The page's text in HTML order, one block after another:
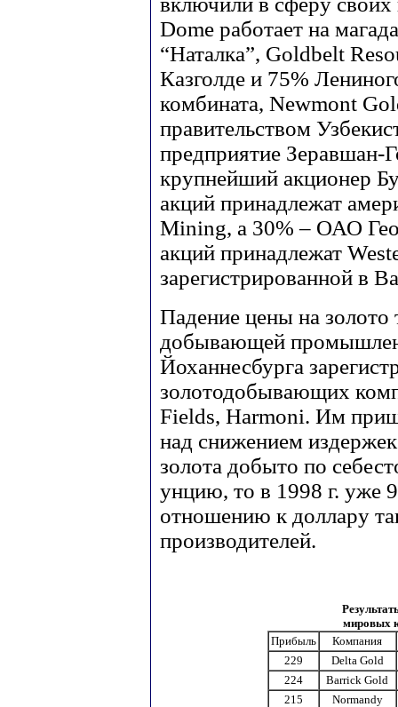
Dome работает на
“Наталка”, Goldbelt
Казголде и 75%
комбината, Newmont
правительством
предприятие
крупнейший акционер
акций принадлежат
Mining, а 30% – ОАО
акций принадлежат
зарегистрированной в
Падение цены на золото
добывающей
Йоханнесбурга
золотодобывающих
Fields, Harmoni. Им
над снижением
золота добыто по
унцию, то в 1998 г. уже
отношению к доллару
производителей.
мировых
Прибыль
Компания
229
Delta Gold
224
Barrick Gold
215
Normandy